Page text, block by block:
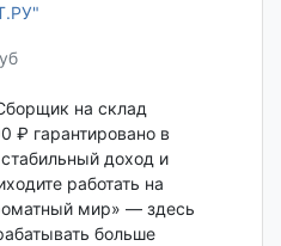
на склад
₽ гарантировано в
доход и
работать на
мир» — здесь
больше